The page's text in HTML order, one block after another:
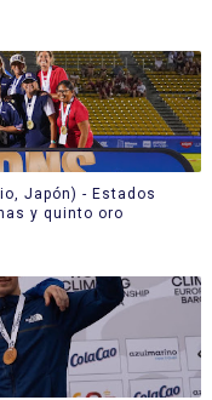
Japón) - Estados
y quinto oro